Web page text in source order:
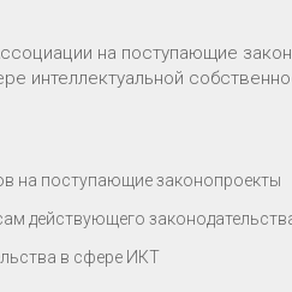
на поступающие
интеллектуальной
на поступающие законопроекты
действующего
в сфере ИКТ